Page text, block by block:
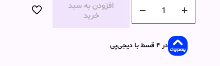
افزودن به سبد
خرید
در ۴ قسط با دیجی‌پی